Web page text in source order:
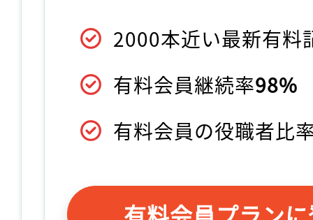
2000本近い最新有料
有料会員継続率98%
有料会員の役職者比